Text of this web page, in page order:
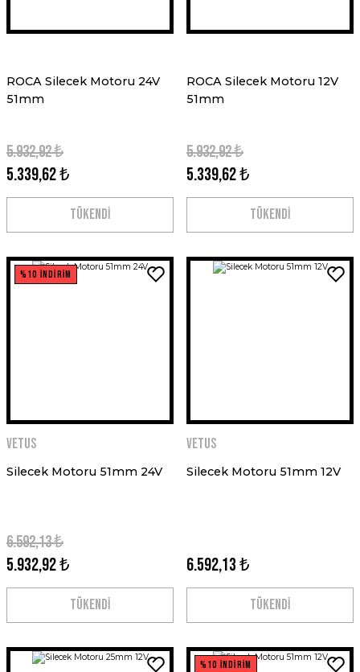
ROCA Silecek Motoru 24V
51mm
5.339,62 ₺
5.932,92 ₺
TÜKENDİ
ROCA Silecek Motoru 12V
51mm
5.339,62 ₺
5.932,92 ₺
TÜKENDİ
%10 İNDİRİM
VETUS
Silecek Motoru 51mm 24V
5.932,92 ₺
6.592,13 ₺
TÜKENDİ
VETUS
Silecek Motoru 51mm 12V
6.592,13 ₺
TÜKENDİ
%10 İNDİRİM